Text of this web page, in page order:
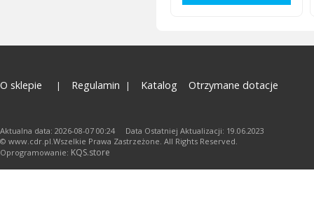
O sklepie Regulamin Katalog Otrzymane dotacje
Aktualna data: 2026-08-07 00:24 Data Ostatniej Aktualizacji: 19.06.2023
© www.cdr.pl.Wszelkie Prawa Zastrzeżone. All Rights Reserved.
Oprogramowanie: KQS.store